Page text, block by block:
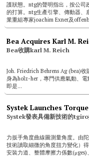
護狀態。ntg的聲明指出，按公司
的打算。ntg生產引擎、傳動器、
業重組專家joachim Exner及
Bea Acquires Karl M.
Bea收購karl M. Reich
Joh. Friedrich Behrens Ag (bea)
身為holz-her，專門供應氣動、
即是...
Systek發表具備新技術的
力扳手角度曲線圖測量角度。由
技術讀取細微的角度扭力變化）
安裝力道、整體摩擦力係數